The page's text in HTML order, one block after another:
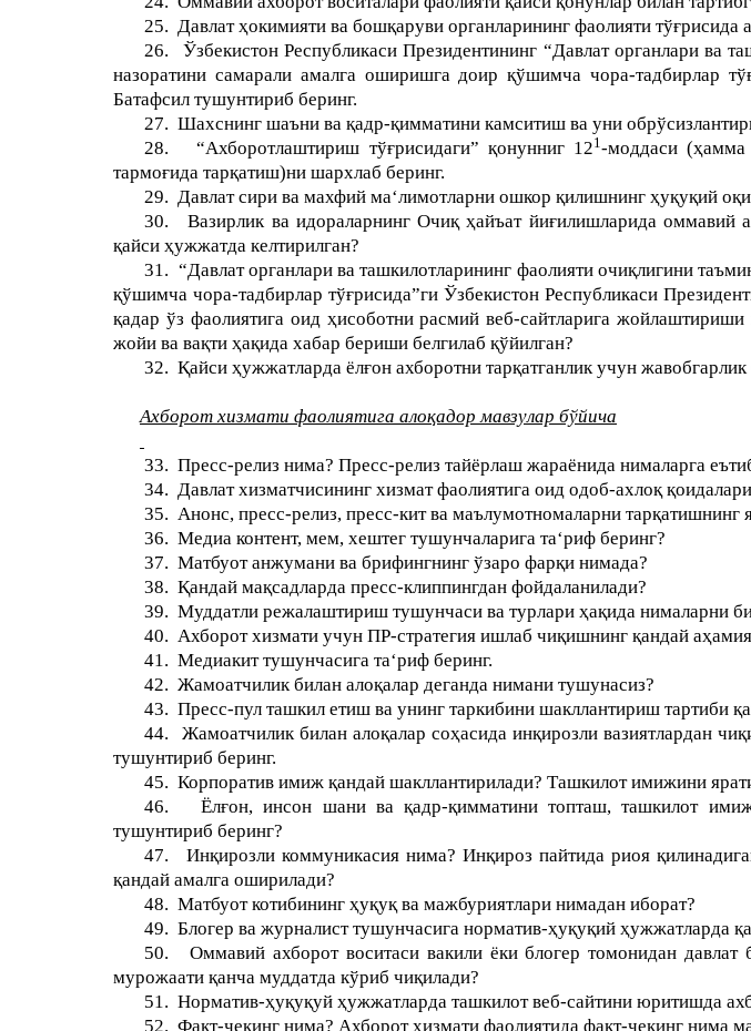
25. Давлат ҳокимияти ва бошқаруви органларининг фаолияти
26.
Ўзбекистон Республикаси Президентининг “Давлат органлари ва
назоратини самарали амалга оширишга доир қўшимча чора-тадбирлар
Батафсил тушунтириб беринг.
27. Шахснинг шаъни ва қадр-қимматини камситиш ва уни
28.
“Ахборотлаштириш тўғрисидаги” қонунниг 121 -моддаси (ҳамма
тармоғида тарқатиш)ни шархлаб беринг.
29. Давлат сири ва махфий ма‘лимотларни ошкор қилишнинг ҳуқуқий
30.
Вазирлик ва идораларнинг Очиқ ҳайъат йиғилишларида
қайси ҳужжатда келтирилган?
31. “Давлат органлари ва ташкилотларининг фаолияти очиқлигини
қўшимча чора-тадбирлар тўғрисида”ги Ўзбекистон Республикаси
қадар ўз фаолиятига оид ҳисоботни расмий веб-сайтларига
жойи ва вақти ҳақида хабар бериши белгилаб қўйилган?
32. Қайси ҳужжатларда ёлғон ахборотни тарқатганлик учун жавобгарлик
Ахборот хизмати фаолиятига алоқадор мавзулар бўйича
33. Пресс-релиз нима? Пресс-релиз тайёрлаш жараёнида нималарга
34. Давлат хизматчисининг хизмат фаолиятига оид одоб-ахлоқ
35. Анонс, пресс-релиз, пресс-кит ва маълумотномаларни тарқатишнинг
36. Медиа контент, мем, хештег тушунчаларига та‘риф беринг?
37. Матбуот анжумани ва брифингнинг ўзаро фарқи нимада?
38. Қандай мақсадларда пресс-клиппингдан фойдаланилади?
39. Муддатли режалаштириш тушунчаси ва турлари ҳақида нималарни
40. Ахборот хизмати учун ПР-стратегия ишлаб чиқишнинг қандай
41. Медиакит тушунчасига та‘риф беринг.
42. Жамоатчилик билан алоқалар деганда нимани тушунасиз?
43. Пресс-пул ташкил етиш ва унинг таркибини шакллантириш тартиби
44.
Жамоатчилик билан алоқалар соҳасида инқирозли вазиятлардан
тушунтириб беринг.
45. Корпоратив имиж қандай шакллантирилади? Ташкилот имижини
46.
Ёлғон, инсон шани ва қадр-қимматини топташ, ташкилот
тушунтириб беринг?
47.
Инқирозли коммуникасия нима? Инқироз пайтида риоя
қандай амалга оширилади?
48. Матбуот котибининг ҳуқуқ ва мажбуриятлари нимадан иборат?
49. Блогер ва журналист тушунчасига норматив-ҳуқуқий ҳужжатларда
50.
Оммавий ахборот воситаси вакили ёки блогер томонидан
мурожаати қанча муддатда кўриб чиқилади?
51. Норматив-ҳуқуқуй ҳужжатларда ташкилот веб-сайтини юритишда
52. Факт-чекинг нима? Ахборот хизмати фаолиятида факт-чекинг нима